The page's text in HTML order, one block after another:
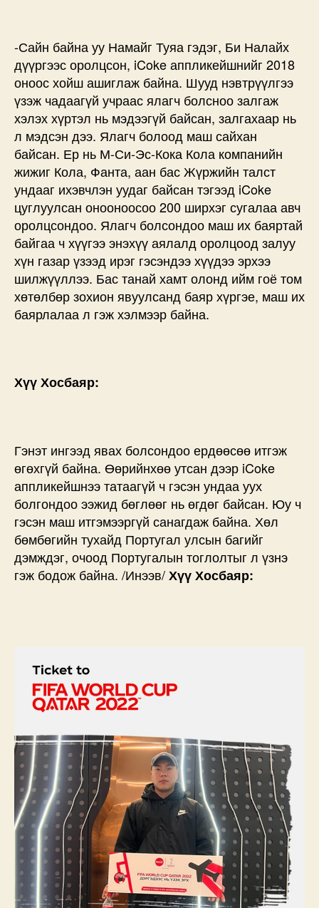
-Сайн байна уу Намайг Туяа гэдэг, Би Налайх
дүүргээс оролцсон, iCoke аппликейшнийг 2018
оноос хойш ашиглаж байна. Шууд нэвтрүүлгээ
үзэж чадаагүй учраас ялагч болсноо залгаж
хэлэх хүртэл нь мэдээгүй байсан, залгахаар нь
л мэдсэн дээ. Ялагч болоод маш сайхан
байсан. Ер нь М-Си-Эс-Кока Кола компанийн
жижиг Кола, Фанта, аан бас Жүржийн талст
ундааг ихэвчлэн уудаг байсан тэгээд iCoke
цуглуулсан онооноосоо 200 ширхэг сугалаа авч
оролцсондоо. Ялагч болсондоо маш их баяртай
байгаа ч хүүгээ энэхүү аялалд оролцоод залуу
хүн газар үзээд ирэг гэсэндээ хүүдээ эрхээ
шилжүүллээ. Бас танай хамт олонд ийм гоё том
хөтөлбөр зохион явуулсанд баяр хүргэе, маш их
баярлалаа л гэж хэлмээр байна.
Хүү Хосбаяр:
Гэнэт ингээд явах болсондоо ердөөсөө итгэж
өгөхгүй байна. Өөрийнхөө утсан дээр iCoke
аппликейшнээ татаагүй ч гэсэн ундаа уух
болгондоо ээжид бөглөөг нь өгдөг байсан. Юу ч
гэсэн маш итгэмээргүй санагдаж байна. Хөл
бөмбөгийн тухайд Португал улсын багийг
дэмждэг, очоод Португалын тоглолтыг л үзнэ
гэж бодож байна. /Инээв/Хүү Хосбаяр: